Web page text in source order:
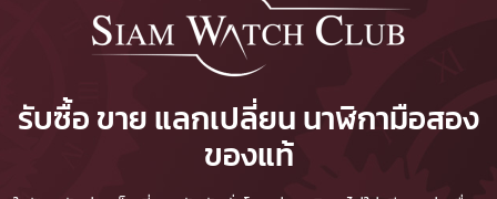
รับซื้อ ขาย แลกเปลี่ยน นาฬิกามือสอง
ของแท้